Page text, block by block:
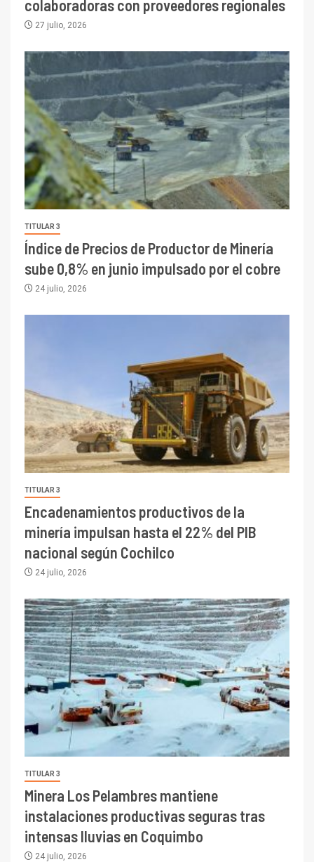
colaboradoras con proveedores regionales
27 julio, 2026
TITULAR 3
Índice de Precios de Productor de Minería
sube 0,8% en junio impulsado por el cobre
24 julio, 2026
TITULAR 3
Encadenamientos productivos de la
minería impulsan hasta el 22% del PIB
nacional según Cochilco
24 julio, 2026
TITULAR 3
Minera Los Pelambres mantiene
instalaciones productivas seguras tras
intensas lluvias en Coquimbo
24 julio, 2026